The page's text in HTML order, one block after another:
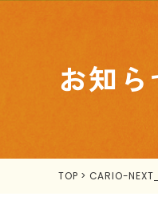
お知
TOP > CARIO-